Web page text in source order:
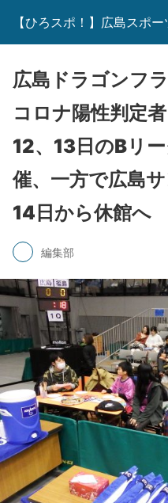
【ひろスポ！】広島スポ
広島ドラゴンフ
コロナ陽性判定
12、13日のBリ
催、一方で広島
14日から休館へ
編集部